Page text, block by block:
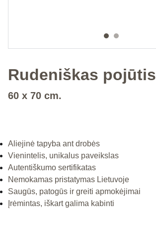
Rudeniškas pojūtis
60 x 70 cm.
Aliejinė tapyba ant drobės
Vienintelis, unikalus paveikslas
Autentiškumo sertifikatas
Nemokamas pristatymas Lietuvoje
Saugūs, patogūs ir greiti apmokėjimai
Įrėmintas, iškart galima kabinti